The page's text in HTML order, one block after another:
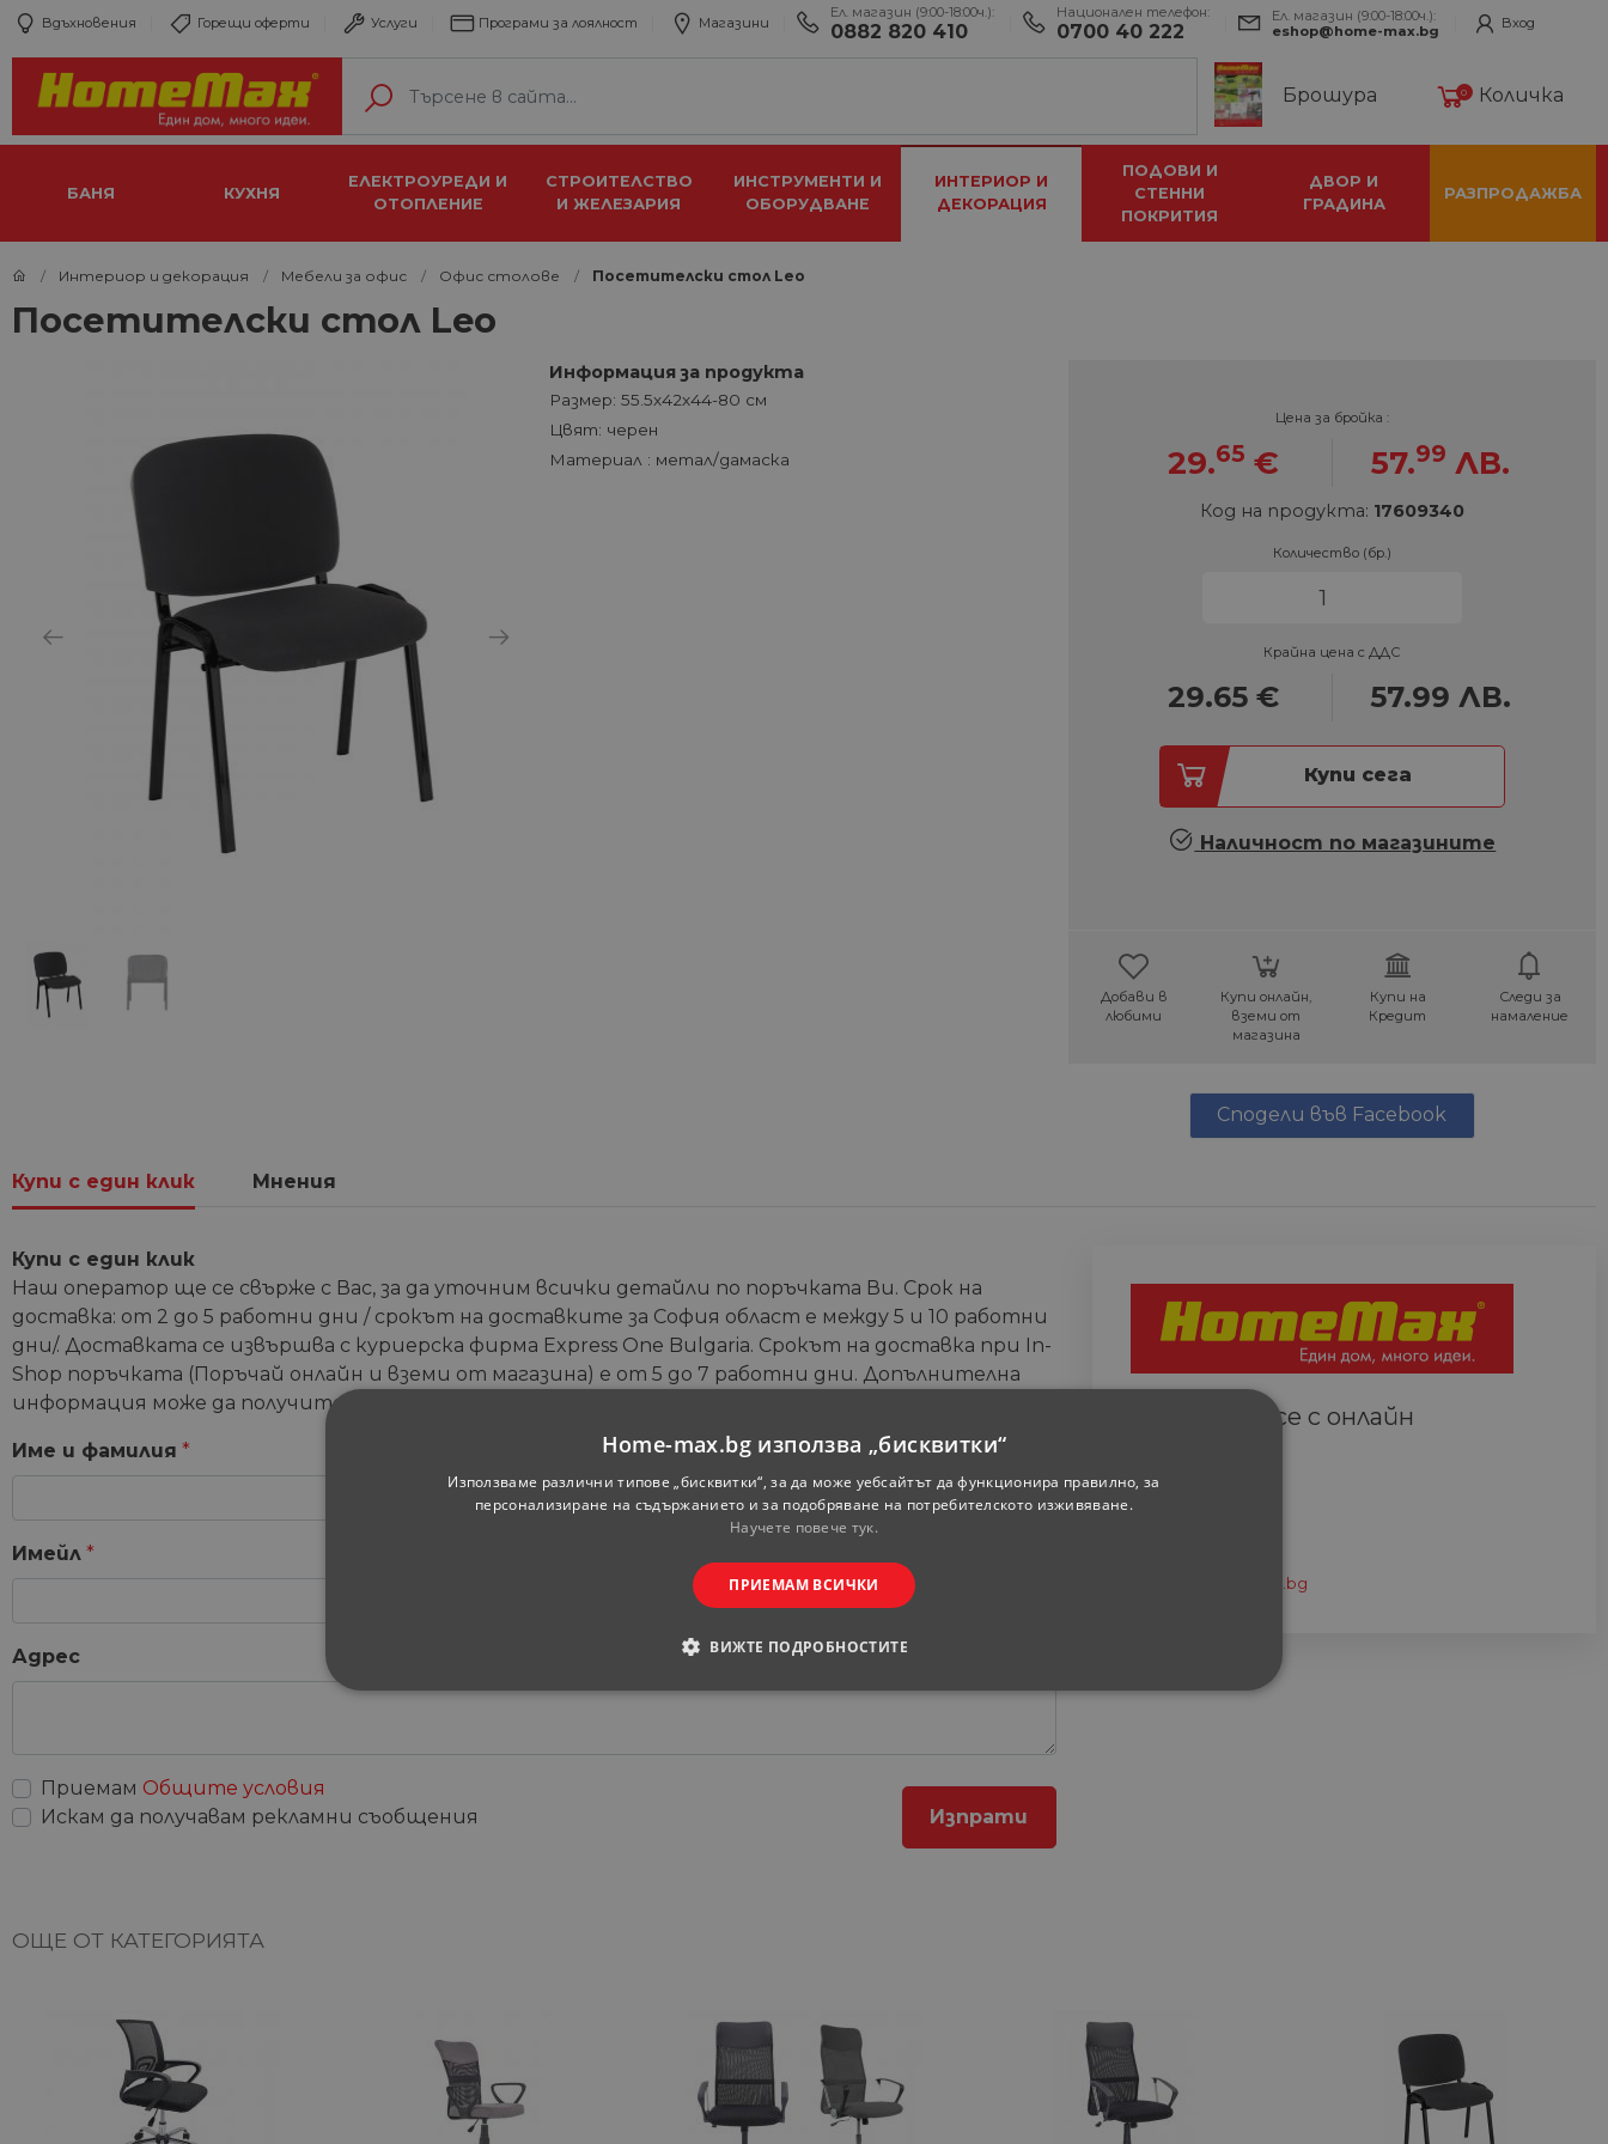
Вдъхновения Горещи оферти Услуги Програми за лоялност Магазини
Ел. магазин (9:00-18:00ч.):
0882 820 410
Национален телефон:
0700 40 222
Ел. магазин (9:00-18:00ч.):
eshop@home-max.bg
Вход
Брошура 0 Количка
БАНЯ КУХНЯ
ЕЛЕКТРОУРЕДИ И
ОТОПЛЕНИЕ
СТРОИТЕЛСТВО
И ЖЕЛЕЗАРИЯ
ИНСТРУМЕНТИ И
ОБОРУДВАНЕ
ИНТЕРИОР И
ДЕКОРАЦИЯ
ПОДОВИ И
СТЕННИ
ПОКРИТИЯ
ДВОР И
ГРАДИНА
РАЗПРОДАЖБА
Интериор и декорация Мебели за офис Офис столове Посетителски стол Leo
Посетителски стол Leo
Информация за продукта
Размер: 55.5х42х44-80 см
Цвят: черен
Материал : метал/дамаска
Цена за бройка :
29.65 € 57.99 ЛВ.
Код на продукта: 17609340
Количество (бр.)
Крайна цена с ДДС
29.65 € 57.99 ЛВ.
Купи сега
Наличност по магазините
Добави в
любими
Купи онлайн,
вземи от
магазина
Купи на
Кредит
Следи за
намаление
Сподели във Facebook
Купи с един клик Мнения
Купи с един клик
Наш оператор ще се свърже с Вас, за да уточним всички детайли по поръчката Ви. Срок на
доставка: от 2 до 5 работни дни / срокът на доставките за София област е между 5 и 10 работни
дни/. Доставката се извършва с куриерска фирма Express One Bulgaria. Срокът на доставка при In-
Shop поръчката (Поръчай онлайн и вземи от магазина) е от 5 до 7 работни дни. Допълнителна
информация може да получите от координаторите на онлайн магазина.
Име и фамилия * Телефон *
Имейл *
Адрес
Приемам Общите условия
Искам да получавам рекламни съобщения
Свържете се с онлайн
Всеки ден
eshop@home-max.bg
ОЩЕ ОТ КАТЕГОРИЯТА
Home-max.bg използва „бисквитки“
Използваме различни типове „бисквитки“, за да може уебсайтът да функционира правилно, за
персонализиране на съдържанието и за подобряване на потребителското изживяване.
Научете повече тук.
ПРИЕМАМ ВСИЧКИ
ВИЖТЕ ПОДРОБНОСТИТЕ
НЕКЛАСИФИЦИРАНИ
29
57
Тази бисквитка се използва за разграничаване между хората и ботовете.
Това е от полза за уебсайта, за да се правят валидни отчети за
използването на техния уебсайт.
G_ENABLED_IDPS
1 година
1 месец
Използва се за влизане с Google